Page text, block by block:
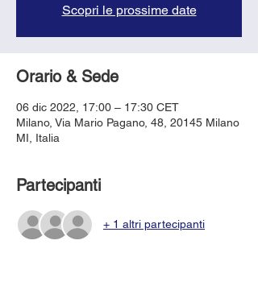
Scopri le prossime date
Orario & Sede
06 dic 2022, 17:00 – 17:30 CET
Milano, Via Mario Pagano, 48, 20145 Milano
MI, Italia
Partecipanti
+ 1 altri partecipanti